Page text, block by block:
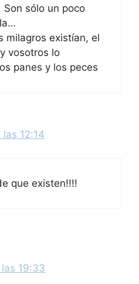
sólo un poco
milagros existían, el
vosotros lo
panes y los peces
12:14
que existen!!!!
19:33